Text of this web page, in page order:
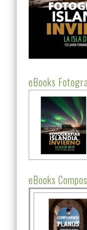
eBooks
eBooks